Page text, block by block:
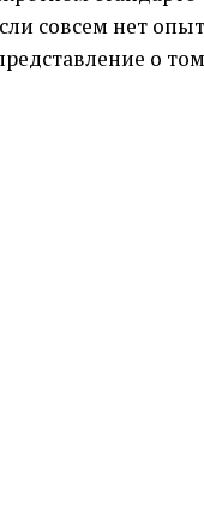
совсем нет
о